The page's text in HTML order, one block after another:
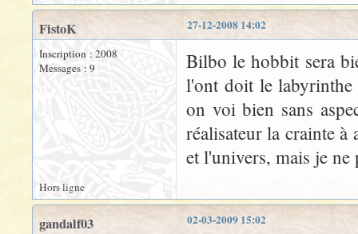
27-12-2008 14:02
FistoK
Inscription : 2008
Messages : 9
Bilbo le hobbit sera
l'ont doit le
on voi bien sans
réalisateur la crainte
et l'univers, mais je ne
Hors ligne
02-03-2009 15:02
gandalf03